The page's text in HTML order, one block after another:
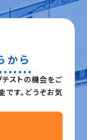
から
ストの機会をご
す。どうぞお気